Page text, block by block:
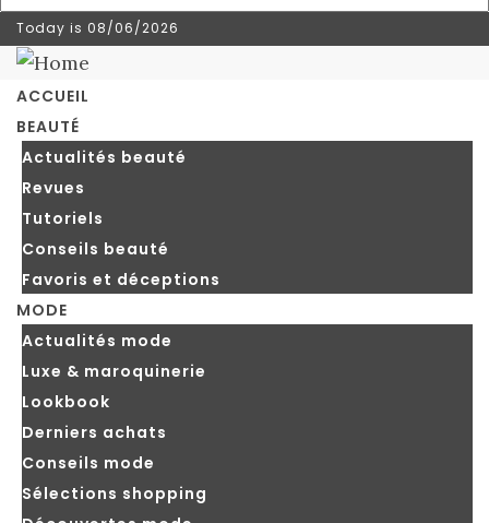
du
blog
Today is 08/06/2026
ACCUEIL
BEAUTÉ
Actualités beauté
Revues
Tutoriels
Conseils beauté
Favoris et déceptions
MODE
Actualités mode
Luxe & maroquinerie
Lookbook
Derniers achats
Conseils mode
Sélections shopping